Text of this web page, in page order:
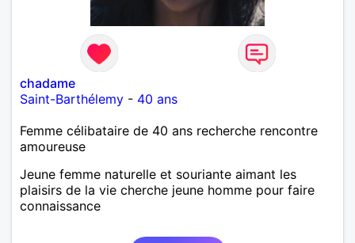
chadame
Saint-Barthélemy - 40 ans
Femme célibataire de 40 ans recherche rencontre
amoureuse
Jeune femme naturelle et souriante aimant les
plaisirs de la vie cherche jeune homme pour faire
connaissance